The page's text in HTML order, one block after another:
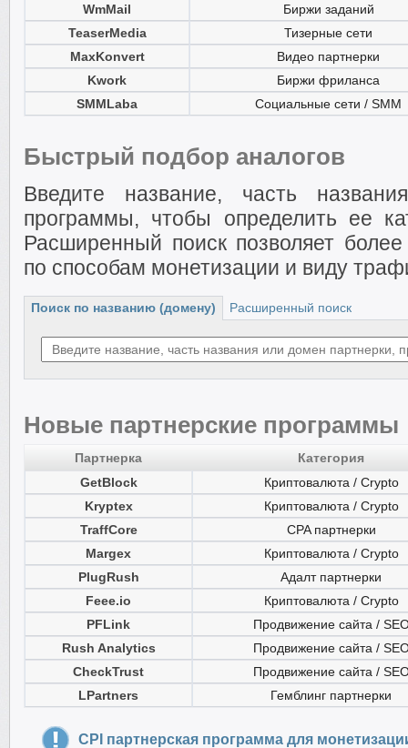
WmMail
Биржи заданий
TeaserMedia
Тизерные сети
MaxKonvert
Видео партнерки
Kwork
Биржи фриланса
SMMLaba
Социальные сети / SMM
Быстрый подбор аналогов
Введите название, часть
программы, чтобы определить ее
Расширенный поиск позволяет
по способам монетизации и виду
Поиск по названию (домену) Расширенный поиск
Новые партнерские программы
Партнерка
Категория
GetBlock
Криптовалюта / Crypto
Kryptex
Криптовалюта / Crypto
TraffCore
CPA партнерки
Margex
Криптовалюта / Crypto
PlugRush
Адалт партнерки
Feee.io
Криптовалюта / Crypto
PFLink
Продвижение сайта /
Rush Analytics
Продвижение сайта /
CheckTrust
Продвижение сайта /
LPartners
Гемблинг партнерки
CPI партнерская программа для